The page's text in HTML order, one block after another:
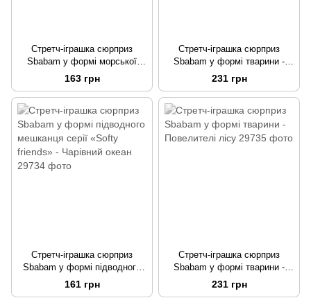
Стретч-іграшка сюрприз
Sbabam у формі морської
тварини - Володарі морських
глибин S2
163 грн
Стретч-іграшка сюрприз
Sbabam у формі тварини -
Тропічні пташки
231 грн
Стретч-іграшка сюрприз
Sbabam у формі підводного
мешканця серії «Softy friends»
- Чарівний океан
161 грн
Стретч-іграшка сюрприз
Sbabam у формі тварини -
Повелителі лісу
231 грн